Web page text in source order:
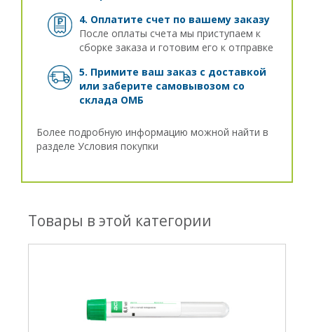
4. Оплатите счет по вашему заказу
После оплаты счета мы приступаем к
сборке заказа и готовим его к отправке
5. Примите ваш заказ с доставкой
или заберите самовывозом со
склада ОМБ
Более подробную информацию можной найти в
разделе Условия покупки
Товары в этой категории